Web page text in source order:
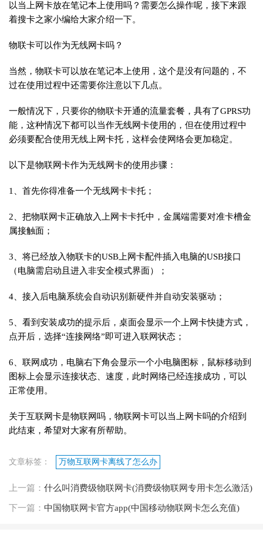
以当上网卡放在笔记本上使用吗？需要怎么操作呢，接下来跟
着搜卡之家小编给大家介绍一下。
物联卡可以作为无线网卡吗？
当然，物联卡可以放在笔记本上使用，这个是没有问题的，不
过在使用过程中还需要你注意以下几点。
一般情况下，只要你的物联卡开通的流量套餐，具有了GPRS功
能，这种情况下都可以当作无线网卡使用的，但在使用过程中
必须要配合使用无线上网卡托，这样会使网络会更加稳定。
以下是物联网卡作为无线网卡的使用步骤：
1、首先你得准备一个无线网卡卡托；
2、把物联网卡正确放入上网卡卡托中，金属端需要对准卡槽金
属接触面；
3、将已经放入物联卡的USB上网卡配件插入电脑的USB接口
（电脑需启动且进入非安全模式界面）；
4、接入后电脑系统会自动识别新硬件并自动安装驱动；
5、看到安装成功的提示后，桌面会显示一个上网卡快捷方式，
点开后，选择“连接网络”即可进入联网状态；
6、联网成功，电脑右下角会显示一个小电脑图标，鼠标移动到
图标上会显示连接状态、速度，此时网络已经连接成功，可以
正常使用。
关于互联网卡是物联网吗，物联网卡可以当上网卡吗的介绍到
此结束，希望对大家有所帮助。
文章标签： 万物互联网卡离线了怎么办
上一篇： 什么叫消费级物联网卡(消费级物联网专用卡怎么激活)
下一篇： 中国物联网卡官方app(中国移动物联网卡怎么充值)